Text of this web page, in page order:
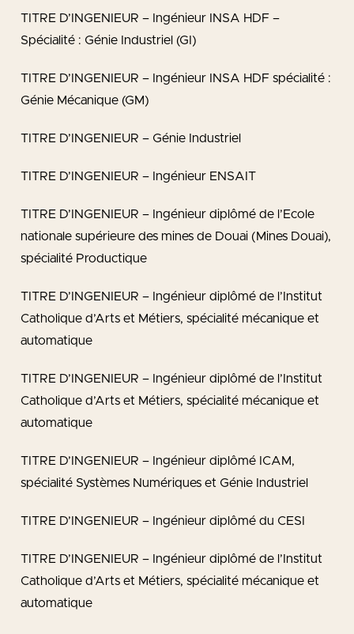
TITRE D’INGENIEUR – Ingénieur INSA HDF –
Spécialité : Génie Industriel (GI)
TITRE D’INGENIEUR – Ingénieur INSA HDF spécialité :
Génie Mécanique (GM)
TITRE D’INGENIEUR – Génie Industriel
TITRE D’INGENIEUR – Ingénieur ENSAIT
TITRE D’INGENIEUR – Ingénieur diplômé de l’Ecole
nationale supérieure des mines de Douai (Mines Douai),
spécialité Productique
TITRE D’INGENIEUR – Ingénieur diplômé de l’Institut
Catholique d’Arts et Métiers, spécialité mécanique et
automatique
TITRE D’INGENIEUR – Ingénieur diplômé de l’Institut
Catholique d’Arts et Métiers, spécialité mécanique et
automatique
TITRE D’INGENIEUR – Ingénieur diplômé ICAM,
spécialité Systèmes Numériques et Génie Industriel
TITRE D’INGENIEUR – Ingénieur diplômé du CESI
TITRE D’INGENIEUR – Ingénieur diplômé de l’Institut
Catholique d’Arts et Métiers, spécialité mécanique et
automatique